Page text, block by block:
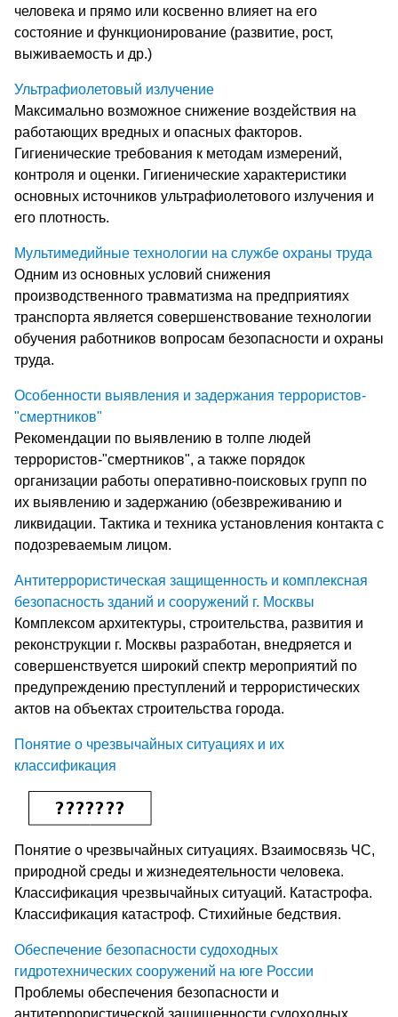
человека и прямо или косвенно влияет на его
состояние и функционирование (развитие, рост,
выживаемость и др.)
Ультрафиолетовый излучение
Максимально возможное снижение воздействия на
работающих вредных и опасных факторов.
Гигиенические требования к методам измерений,
контроля и оценки. Гигиенические характеристики
основных источников ультрафиолетового излучения и
его плотность.
Мультимедийные технологии на службе охраны труда
Одним из основных условий снижения
производственного травматизма на предприятиях
транспорта является совершенствование технологии
обучения работников вопросам безопасности и охраны
труда.
Особенности выявления и задержания террористов-
"смертников"
Рекомендации по выявлению в толпе людей
террористов-"смертников", а также порядок
организации работы оперативно-поисковых групп по
их выявлению и задержанию (обезвреживанию и
ликвидации. Тактика и техника установления контакта с
подозреваемым лицом.
Антитеррористическая защищенность и комплексная
безопасность зданий и сооружений г. Москвы
Комплексом архитектуры, строительства, развития и
реконструкции г. Москвы разработан, внедряется и
совершенствуется широкий спектр мероприятий по
предупреждению преступлений и террористических
актов на объектах строительства города.
Понятие о чрезвычайных ситуациях и их
классификация
Понятие о чрезвычайных ситуациях. Взаимосвязь ЧС,
природной среды и жизнедеятельности человека.
Классификация чрезвычайных ситуаций. Катастрофа.
Классификация катастроф. Стихийные бедствия.
Обеспечение безопасности судоходных
гидротехнических сооружений на юге России
Проблемы обеспечения безопасности и
антитеррористической защищенности судоходных